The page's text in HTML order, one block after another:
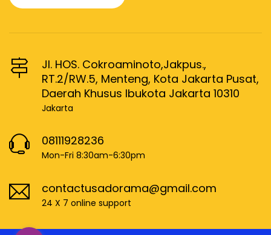
Jl. HOS. Cokroaminoto,Jakpus.,
RT.2/RW.5, Menteng, Kota Jakarta Pusat,
Daerah Khusus Ibukota Jakarta 10310
Jakarta
08111928236
Mon-Fri 8:30am-6:30pm
contactusadorama@gmail.com
24 X 7 online support